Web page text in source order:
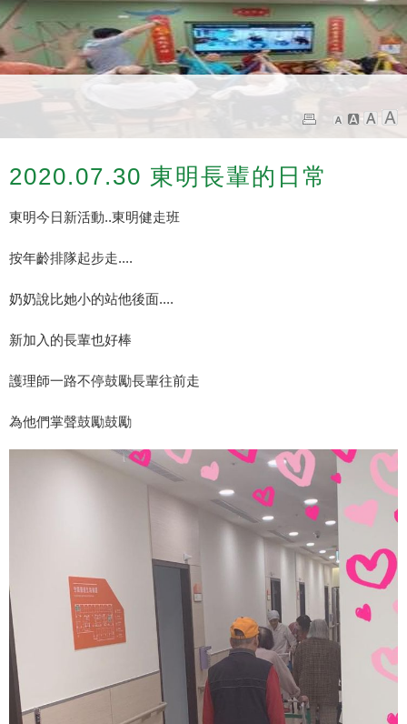
2020.07.30 東明長輩的日常
東明今日新活動..東明健走班
按年齡排隊起步走....
奶奶說比她小的站他後面....
新加入的長輩也好棒
護理師一路不停鼓勵長輩往前走
為他們掌聲鼓勵鼓勵